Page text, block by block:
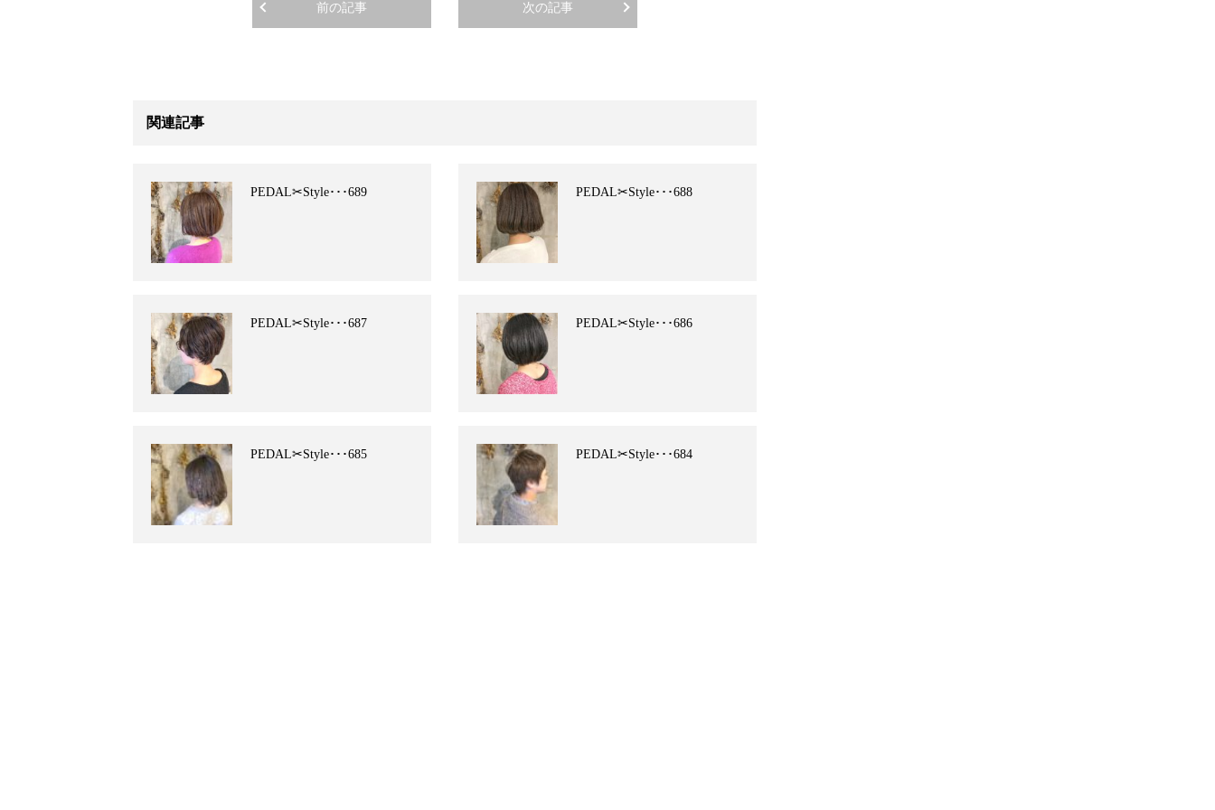
前の記事 次の記事
関連記事
PEDAL✂︎Style･･･689 PEDAL✂︎Style･･･688
PEDAL✂︎Style･･･687 PEDAL✂︎Style･･･686
PEDAL✂︎Style･･･685 PEDAL✂︎Style･･･684